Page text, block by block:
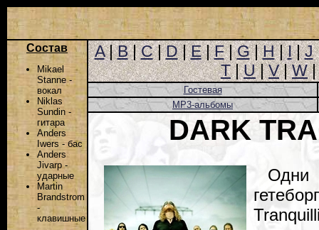
Состав
Mikael
Stanne -
вокал
Niklas
Sundin -
гитара
Anders
Iwers - бас
Anders
Jivarp -
ударные
Martin
Brandstrom
-
клавишные
A|B|C|D|E|F|G|H|I|J
T|U|V|W
Гостевая
MP3-альбомы
DARK